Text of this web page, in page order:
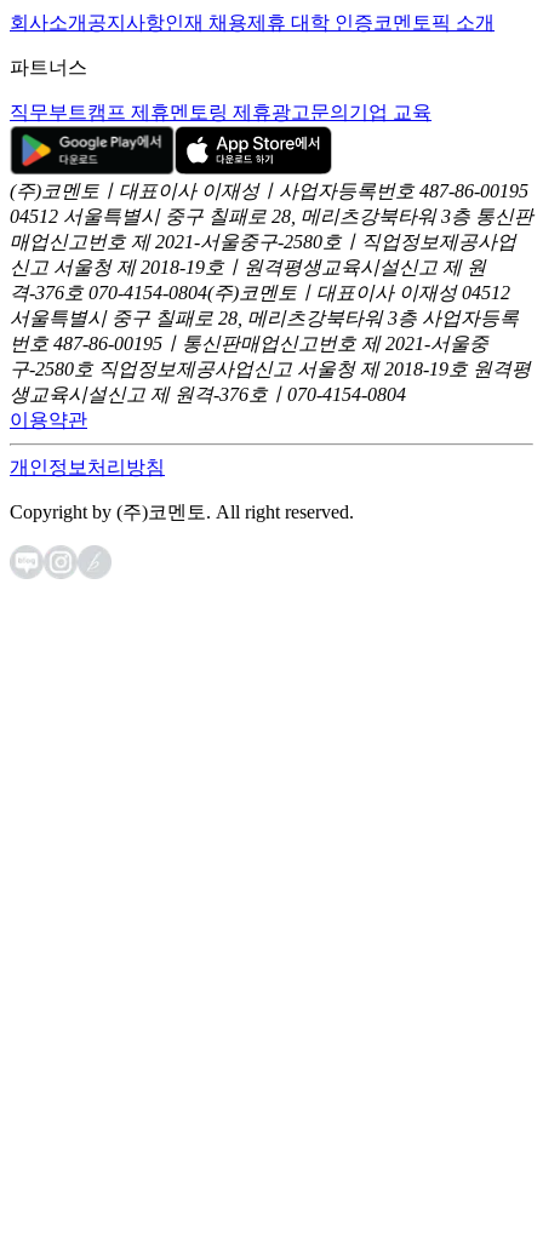
회사소개 공지사항인재 채용제휴 대학 인증코멘토픽 소개
파트너스
직무부트캠프 제휴멘토링 제휴광고문의 기업 교육
(주)코멘토ㅣ대표이사 이재성ㅣ사업자등록번호 487-86-00195
04512 서울특별시 중구 칠패로 28, 메리츠강북타워 3층 통신판
매업신고번호 제 2021-서울중구-2580호ㅣ직업정보제공사업
신고 서울청 제 2018-19호ㅣ원격평생교육시설신고 제 원
격-376호 070-4154-0804(주)코멘토ㅣ대표이사 이재성 04512
서울특별시 중구 칠패로 28, 메리츠강북타워 3층 사업자등록
번호 487-86-00195ㅣ통신판매업신고번호 제 2021-서울중
구-2580호 직업정보제공사업신고 서울청 제 2018-19호 원격평
생교육시설신고 제 원격-376호ㅣ070-4154-0804
이용약관
개인정보처리방침
Copyright by (주)코멘토. All right reserved.